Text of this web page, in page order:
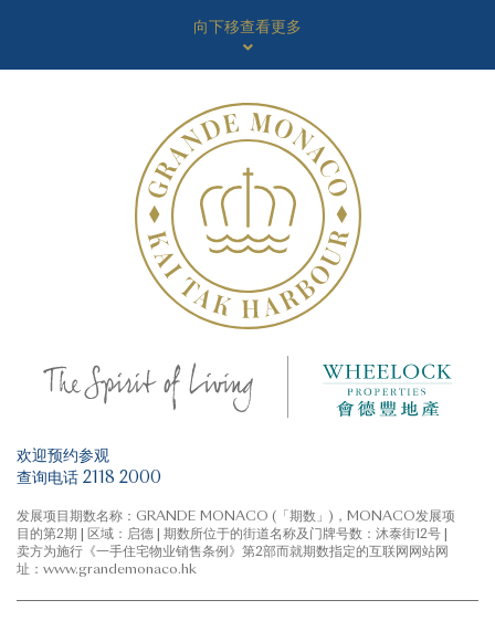
3房
3房1套及工作间连洗手间及储物房
4房1套及工作间连洗手间
天际特大平台单位
天际特色单位
花园复式单位
「天际特大平台单位」、「天际特色单位」及「花园复
天台/平台/梯屋/花园是属于《一手住宅物业销售条例》
附表 2 第 1 部的指明项目。该等其他指明项目的面积 (不
计算入实用面积) 是按《一手住宅物业销售条例》附表2
第2部计算得出的。
向下移查看更多
欢迎预约参观
查询电话 2118 2000
发展项目期数名称：GRANDE MONACO (「期数」)，MONACO发展项
目的第2期 | 区域：启德 | 期数所位于的街道名称及门牌号数：沐泰街12号 |
卖方为施行《一手住宅物业销售条例》第2部而就期数指定的互联网网站网
址：www.grandemonaco.hk